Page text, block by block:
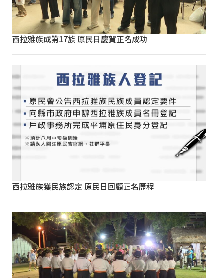
西拉雅族成第17族 原民日慶賀正名成功
西拉雅族獲民族認定 原民日回顧正名歷程